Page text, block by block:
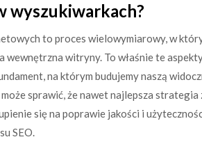
wyszukiwarkach?
to proces wielowymiarowy, w
wewnętrzna witryny. To właśnie te
na którym budujemy naszą
sprawić, że nawet najlepsza
się na poprawie jakości i
SEO.